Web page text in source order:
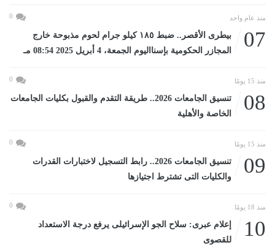
منذ عام واحد 0
07
بيطرى الأقصر.. ضبط ١٨٥ كيلو جرام لحوم مذبوحة خارج
المجازر الحكومية بإسنااليوم الجمعة، 4 أبريل 2025 08:54 مـ
منذ 15 يومًا 0
08
تنسيق الجامعات 2026.. طريقة التقدم والقبول بكليات الجامعات
الخاصة والأهلية
منذ 15 يومًا 0
09
تنسيق الجامعات 2026.. رابط التسجيل لاختبارات القدرات
والكليات التى تشترط اجتيازها
منذ 18 يومًا 0
10
إعلام عبرى: سلاح الجو الإسرائيلى يرفع درجة الاستعداد
للقصوى